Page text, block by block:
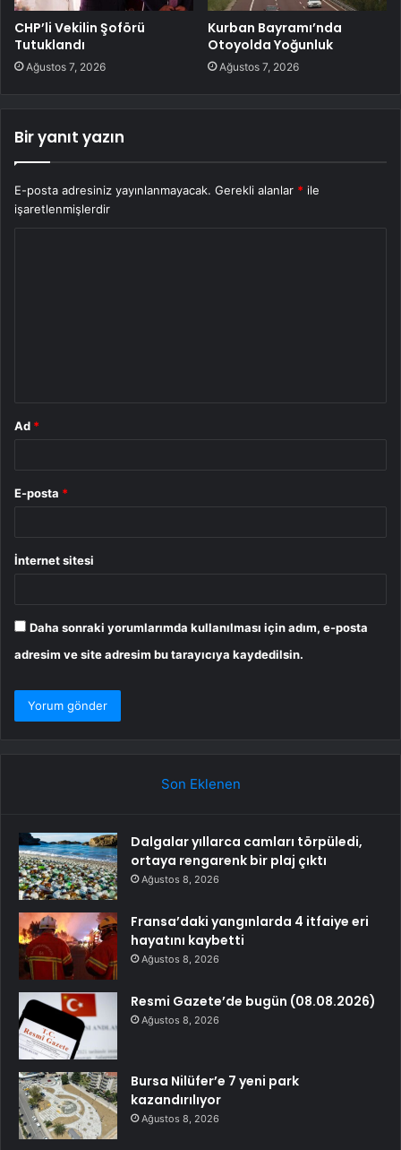
CHP’li Vekilin Şoförü
Tutuklandı
Ağustos 7, 2026
Kurban Bayramı’nda
Otoyolda Yoğunluk
Ağustos 7, 2026
Bir yanıt yazın
E-posta adresiniz yayınlanmayacak. Gerekli alanlar * ile
işaretlenmişlerdir
Ad *
E-posta *
İnternet sitesi
Daha sonraki yorumlarımda kullanılması için adım, e-posta
adresim ve site adresim bu tarayıcıya kaydedilsin.
Son Eklenen
Dalgalar yıllarca camları törpüledi,
ortaya rengarenk bir plaj çıktı
Ağustos 8, 2026
Fransa’daki yangınlarda 4 itfaiye eri
hayatını kaybetti
Ağustos 8, 2026
Resmi Gazete’de bugün (08.08.2026)
Ağustos 8, 2026
Bursa Nilüfer’e 7 yeni park
kazandırılıyor
Ağustos 8, 2026